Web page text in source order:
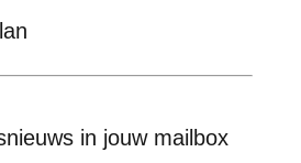
in jouw mailbox